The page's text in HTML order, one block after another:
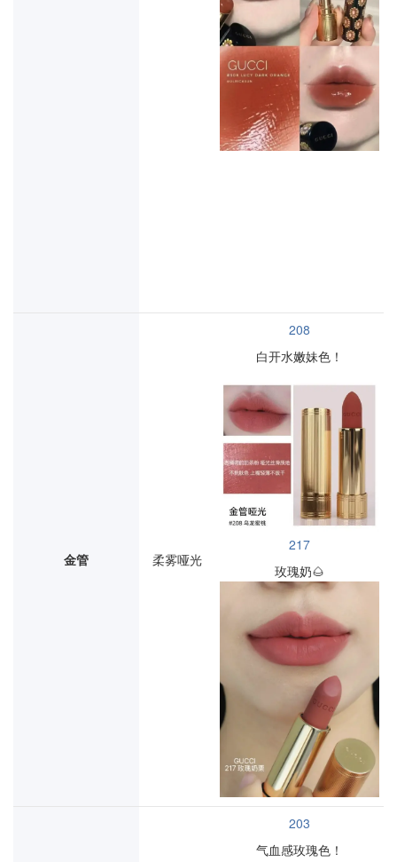
金管 柔雾哑光
208
白开水嫩妹色！
217
玫瑰奶🌰
203
气血感玫瑰色！